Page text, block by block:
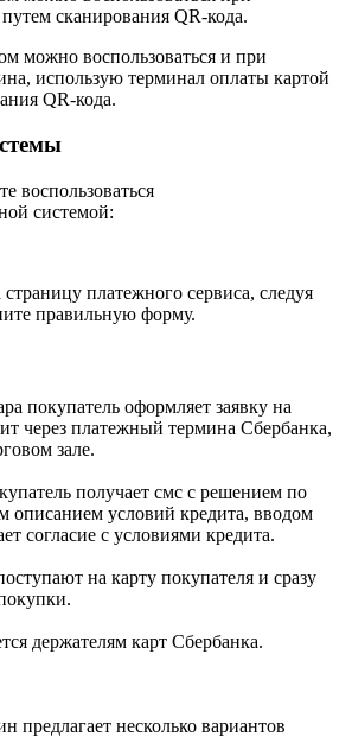
сканирования QR-кода.
можно воспользоваться и при
использую терминал оплаты картой
QR-кода.
воспользоваться
системой:
платежного сервиса, следуя
правильную форму.
покупатель оформляет заявку на
через платежный термина Сбербанка,
зале.
получает смс с решением по
описанием условий кредита, вводом
согласие с условиями кредита.
на карту покупателя и сразу
держателям карт Сбербанка.
предлагает несколько вариантов